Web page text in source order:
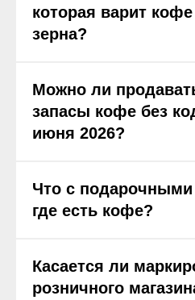
которая варит кофе
зерна?
Можно ли
запасы кофе без
июня 2026?
Что с
где есть кофе?
Касается ли
розничного